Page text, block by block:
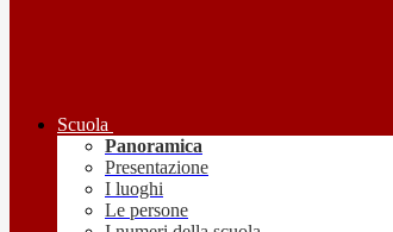
Scuola
Panoramica
Presentazione
I luoghi
Le persone